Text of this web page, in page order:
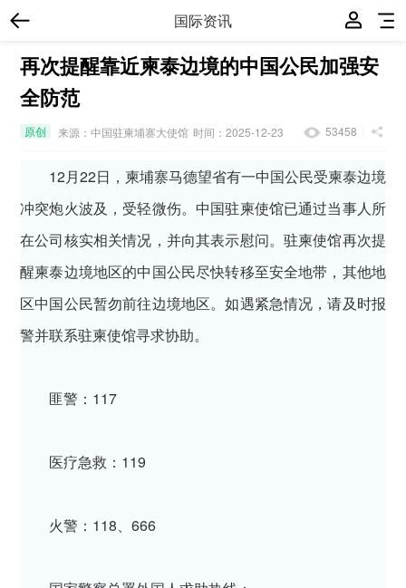
国际资讯
再次提醒靠近柬泰边境的中国公民加强安
全防范
53458
原创 来源：中国驻柬埔寨大使馆 时间：2025-12-23
12月22日，柬埔寨马德望省有一中国公民受柬泰边境
冲突炮火波及，受轻微伤。中国驻柬使馆已通过当事人所
在公司核实相关情况，并向其表示慰问。驻柬使馆再次提
醒柬泰边境地区的中国公民尽快转移至安全地带，其他地
区中国公民暂勿前往边境地区。如遇紧急情况，请及时报
警并联系驻柬使馆寻求协助。
匪警：117
医疗急救：119
火警：118、666